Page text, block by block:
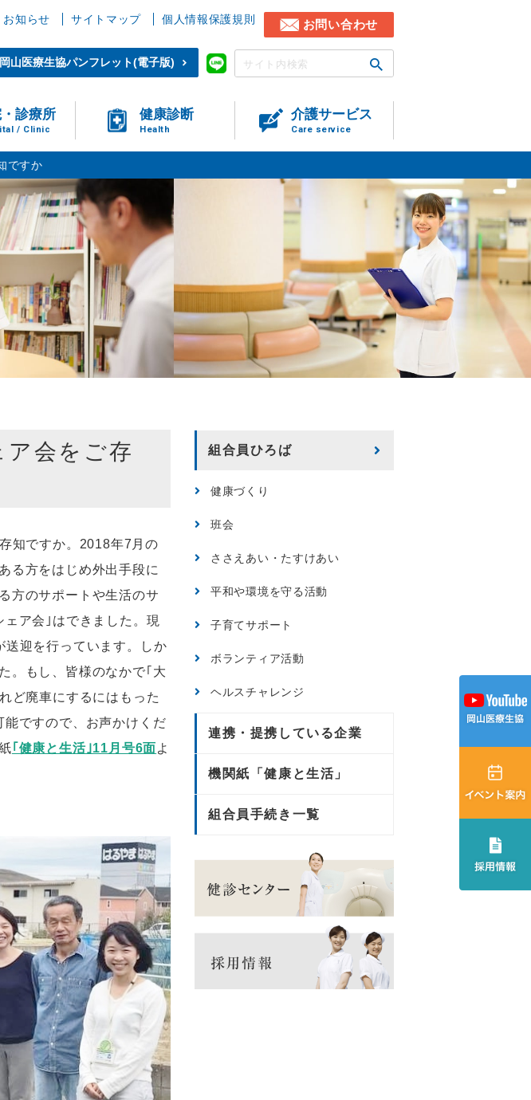
お知らせ サイトマップ 個人情報保護規則 お問い合わせ
岡山医療生協パンフレット(電子版)
診療所
/ Clinic
健康診断
Health
介護サービス
Care service
ですか
ア会をご存
知ですか。2018年7月の
る方をはじめ外出手段に
方のサポートや生活のサ
ア会｣はできました。現
迎を行っています。しか
。もし、皆様のなかで｢大
ど廃車にするにはもった
ですので、お声かけくだ
｢健康と生活｣11月号6面よ
組合員ひろば
健康づくり
班会
ささえあい・たすけあい
平和や環境を守る活動
子育てサポート
ボランティア活動
ヘルスチャレンジ
連携・提携している企業
機関紙「健康と生活」
組合員手続き一覧